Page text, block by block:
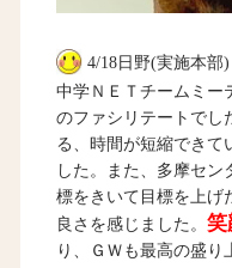
4/18日野(実施本部)
中学ＮＥＴチームミー
のファシリテートでし
る、時間が短縮できて
した。また、多摩セン
標をきいて目標を上げ
良さを感じました。 笑
り、ＧＷも最高の盛り